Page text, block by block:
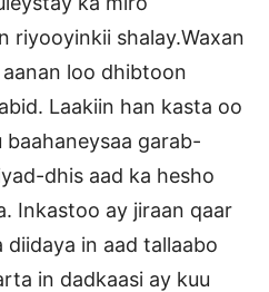
riyooyinkii shalay.Waxan
loo dhibtoon
Laakiin han kasta oo
baahaneysaa garab-
dhis aad ka hesho
Inkastoo ay jiraan qaar
diidaya in aad tallaabo
in dadkaasi ay kuu